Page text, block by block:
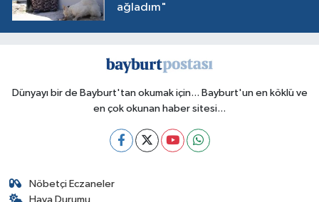
ağladım"
Dünyayı bir de Bayburt'tan okumak için... Bayburt'un en köklü ve
en çok okunan haber sitesi...
Nöbetçi Eczaneler
Hava Durumu